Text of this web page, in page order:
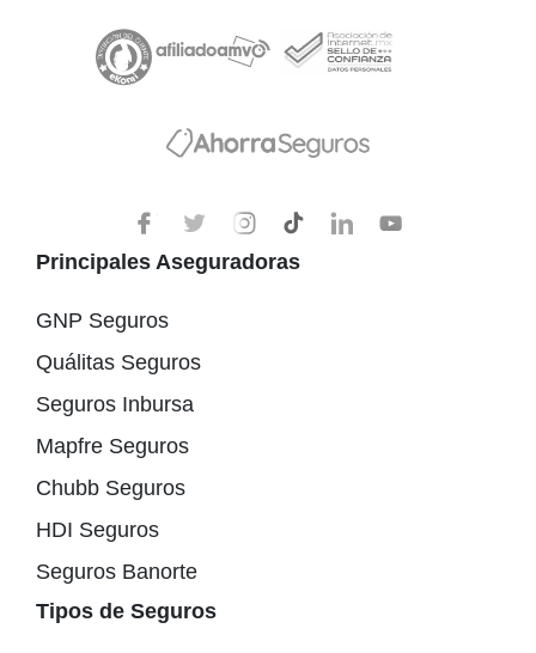
Principales Aseguradoras
GNP Seguros
Quálitas Seguros
Seguros Inbursa
Mapfre Seguros
Chubb Seguros
HDI Seguros
Seguros Banorte
Tipos de Seguros